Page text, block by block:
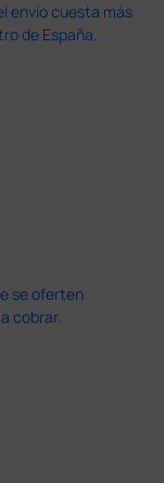
envío cuesta más
de España.
se oferten
cobrar.